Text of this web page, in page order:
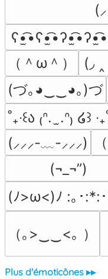
（＾ω＾）
(◞
(づ｡◕‿‿◕｡)づ
˚₊‧꒰ა ₍ᐢ.  ̫.ᐢ₎ ໒꒱
(⸝⸝⸝-﹏-⸝⸝⸝)
(¬_¬”)
(ﾉ>ω<)ﾉ :｡･:*:
（｡>‿‿<｡ ）
Plus d'émoticônes ▸▸